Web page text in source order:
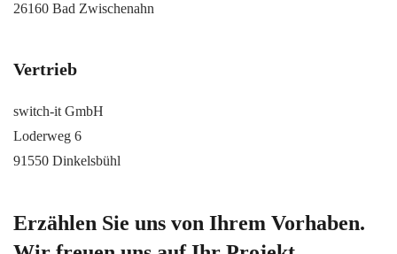
26160 Bad Zwischenahn
Vertrieb
switch-it GmbH
Loderweg 6
91550 Dinkelsbühl
Erzählen Sie uns von Ihrem Vorhaben.